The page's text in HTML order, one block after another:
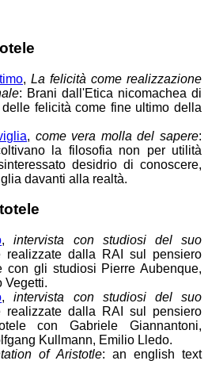
, La felicità come realizzazione
: Brani dall'Etica nicomachea di
felicità come fine ultimo della
, come vera molla del sapere:
la filosofia non per utilità
desidrio di conoscere,
davanti alla realtà.
,intervista con studiosi del suo
realizzate dalla RAI sul pensiero
con gli studiosi Pierre Aubenque,
Vegetti.
,intervista con studiosi del suo
realizzate dalla RAI sul pensiero
con Gabriele Giannantoni,
Kullmann, Emilio Lledo.
of Aristotle: an english text